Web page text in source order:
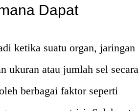
Dapat
ketika suatu organ, jaringan
ukuran atau jumlah sel secara
berbagai faktor seperti